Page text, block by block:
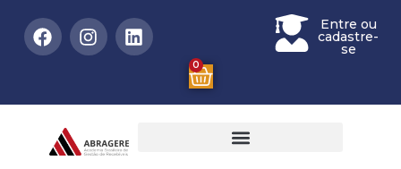
Entre ou
cadastre-
se
0